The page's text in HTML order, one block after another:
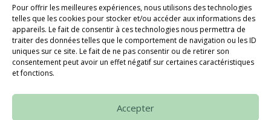
Pour offrir les meilleures expériences, nous utilisons des technologies
telles que les cookies pour stocker et/ou accéder aux informations des
appareils. Le fait de consentir à ces technologies nous permettra de
traiter des données telles que le comportement de navigation ou les ID
uniques sur ce site. Le fait de ne pas consentir ou de retirer son
consentement peut avoir un effet négatif sur certaines caractéristiques
et fonctions.
Accepter